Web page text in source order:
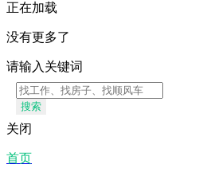
正在加载
没有更多了
请输入关键词
搜索
关闭
首页